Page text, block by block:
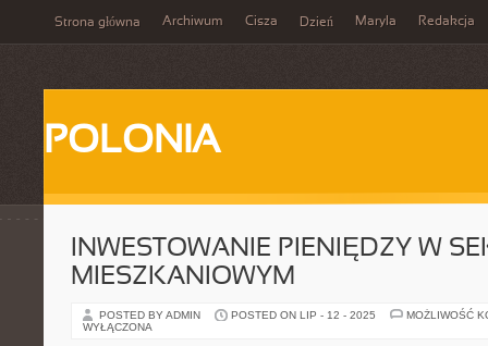
Strona główna Archiwum Cisza Dzień Maryla Redakcja
POLONIA
INWESTOWANIE PIENIĘDZY W
MIESZKANIOWYM
POSTED BY ADMIN POSTED ON LIP - 12 - 2025
MOŻLIWOŚĆ
WYŁĄCZONA